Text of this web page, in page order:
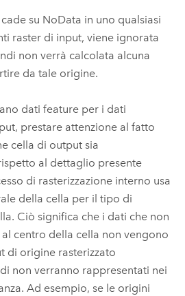
su NoData in uno qualsiasi
raster di input, viene ignorata
non verrà calcolata alcuna
da tale origine.
dati feature per i dati
prestare attenzione al fatto
cella di output sia
al dettaglio presente
di rasterizzazione interno usa
della cella per il tipo di
Ciò significa che i dati che non
centro della cella non vengono
di origine rasterizzato
non verranno rappresentati nei
Ad esempio, se le origini